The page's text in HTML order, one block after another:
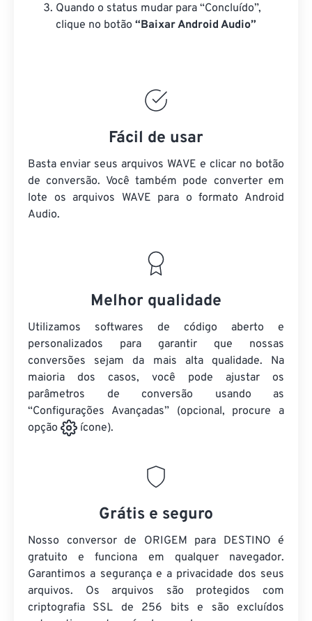
Quando o status mudar para “Concluído”,
clique no botão “Baixar Android Audio”
Fácil de usar
Basta enviar seus arquivos WAVE e clicar no botão
de conversão. Você também pode converter em
lote os arquivos WAVE para o formato Android
Audio.
Melhor qualidade
Utilizamos softwares de código aberto e
personalizados para garantir que nossas
conversões sejam da mais alta qualidade. Na
maioria dos casos, você pode ajustar os
parâmetros de conversão usando as
“Configurações Avançadas” (opcional, procure a
opção
ícone).
Grátis e seguro
Nosso conversor de ORIGEM para DESTINO é
gratuito e funciona em qualquer navegador.
Garantimos a segurança e a privacidade dos seus
arquivos. Os arquivos são protegidos com
criptografia SSL de 256 bits e são excluídos